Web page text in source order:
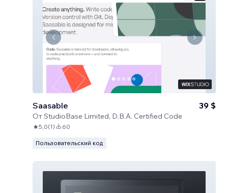
Saasable
ОтStudioBase Limited, D.B.A. Certified Code
39 $
5,0(1) 60
Пользовательский код